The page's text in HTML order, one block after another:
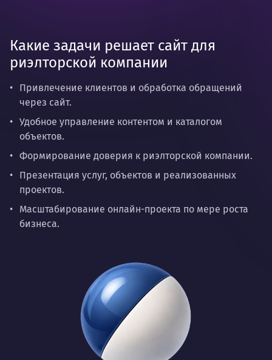
Какие задачи решает сайт для
риэлторской компании
Привлечение клиентов и обработка обращений
через сайт.
Удобное управление контентом и каталогом
объектов.
Формирование доверия к риэлторской компании.
Презентация услуг, объектов и реализованных
проектов.
Масштабирование онлайн-проекта по мере роста
бизнеса.